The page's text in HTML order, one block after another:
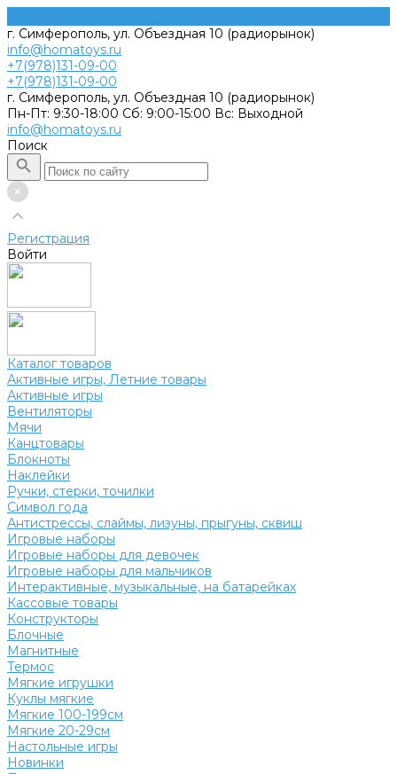
г. Симферополь, ул. Объездная 10 (радиорынок)
info@homatoys.ru
+7(978)131-09-00
+7(978)131-09-00
г. Симферополь, ул. Объездная 10 (радиорынок)
Пн-Пт: 9:30-18:00 Cб: 9:00-15:00 Вс: Выходной
info@homatoys.ru
Поиск
Регистрация
Войти
Каталог товаров
Активные игры, Летние товары
Активные игры
Вентиляторы
Мячи
Канцтовары
Блокноты
Наклейки
Ручки, стерки, точилки
Символ года
Антистрессы, слаймы, лизуны, прыгуны, сквиш
Игровые наборы
Игровые наборы для девочек
Игровые наборы для мальчиков
Интерактивные, музыкальные, на батарейках
Кассовые товары
Конструкторы
Блочные
Магнитные
Термос
Мягкие игрушки
Куклы мягкие
Мягкие 100-199см
Мягкие 20-29см
Настольные игры
Новинки